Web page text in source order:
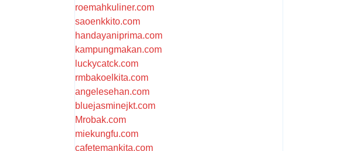
roemahkuliner.com
saoenkkito.com
handayaniprima.com
kampungmakan.com
luckycatck.com
rmbakoelkita.com
angelesehan.com
bluejasminejkt.com
Mrobak.com
miekungfu.com
cafetemankita.com